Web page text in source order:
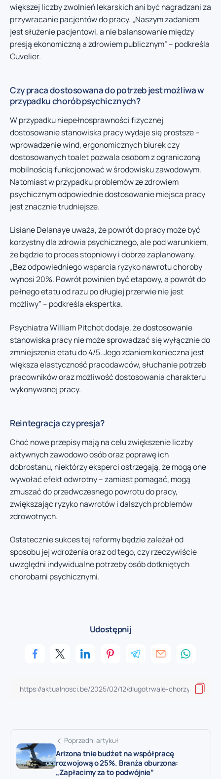
większej liczby zwolnień lekarskich ani być nagradzani za
przywracanie pacjentów do pracy. „Naszym zadaniem
jest służenie pacjentowi, a nie balansowanie między
presją ekonomiczną a zdrowiem publicznym” – podkreśla
Cuvelier.
Czy praca dostosowana do potrzeb jest możliwa w
przypadku chorób psychicznych?
W przypadku niepełnosprawności fizycznej
dostosowanie stanowiska pracy wydaje się prostsze –
wprowadzenie wind, ergonomicznych biurek czy
dostosowanych toalet pozwala osobom z ograniczoną
mobilnością funkcjonować w środowisku zawodowym.
Natomiast w przypadku problemów ze zdrowiem
psychicznym odpowiednie dostosowanie miejsca pracy
jest znacznie trudniejsze.
Lisiane Delanaye uważa, że powrót do pracy może być
korzystny dla zdrowia psychicznego, ale pod warunkiem,
że będzie to proces stopniowy i dobrze zaplanowany.
„Bez odpowiedniego wsparcia ryzyko nawrotu choroby
wynosi 20%. Powrót powinien być etapowy, a powrót do
pełnego etatu od razu po długiej przerwie nie jest
możliwy” – podkreśla ekspertka.
Psychiatra William Pitchot dodaje, że dostosowanie
stanowiska pracy nie może sprowadzać się wyłącznie do
zmniejszenia etatu do 4/5. Jego zdaniem konieczna jest
większa elastyczność pracodawców, słuchanie potrzeb
pracowników oraz możliwość dostosowania charakteru
wykonywanej pracy.
Reintegracja czy presja?
Choć nowe przepisy mają na celu zwiększenie liczby
aktywnych zawodowo osób oraz poprawę ich
dobrostanu, niektórzy eksperci ostrzegają, że mogą one
wywołać efekt odwrotny – zamiast pomagać, mogą
zmuszać do przedwczesnego powrotu do pracy,
zwiększając ryzyko nawrotów i dalszych problemów
zdrowotnych.
Ostatecznie sukces tej reformy będzie zależał od
sposobu jej wdrożenia oraz od tego, czy rzeczywiście
uwzględni indywidualne potrzeby osób dotkniętych
chorobami psychicznymi.
Udostępnij
Poprzedni artykuł
Arizona tnie budżet na współpracę
rozwojową o 25%. Branża oburzona:
„Zapłacimy za to podwójnie”